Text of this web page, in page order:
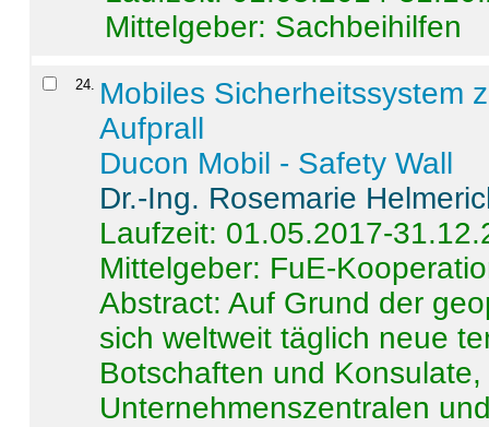
Mittelgeber: Sachbeihilfen
24. Mobiles Sicherheitssystem
Aufprall
Ducon Mobil - Safety Wall
Dr.-Ing. Rosemarie
Laufzeit: 01.05.2017-
Mittelgeber: FuE-
Abstract:Auf Grund der
sich weltweit täglich neue
Botschaften und
Unternehmenszentralen